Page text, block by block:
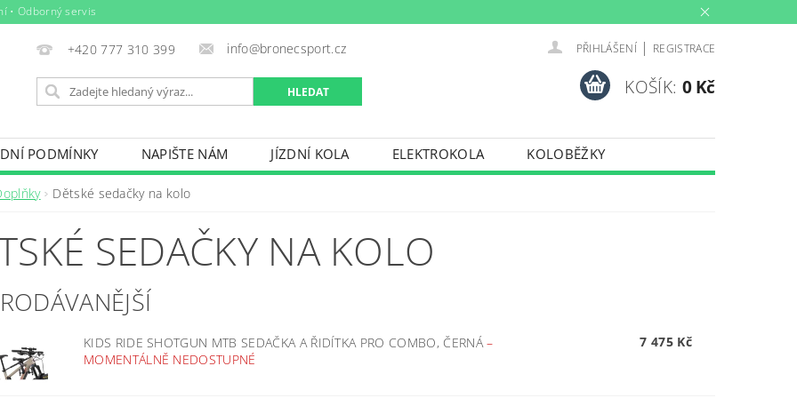
• Odborný servis
+420 777 310 399 info@bronecsport.cz PŘIHLÁŠENÍ | REGISTRACE
KOŠÍK: 0 Kč
PODMÍNKY NAPIŠTE NÁM JÍZDNÍ KOLA ELEKTROKOLA
KOLOBĚŽKY
DOPLŇKY TRETRY
BAZÉNY VÝPRODEJ PŮJČOVNÍ ŘÁD
Dětské sedačky na kolo
SEDAČKY NA KOLO
KIDS RIDE SHOTGUN MTB SEDAČKA A ŘIDÍTKA PRO COMBO, ČERNÁ–
MOMENTÁLNĚ NEDOSTUPNÉ
7 475 Kč